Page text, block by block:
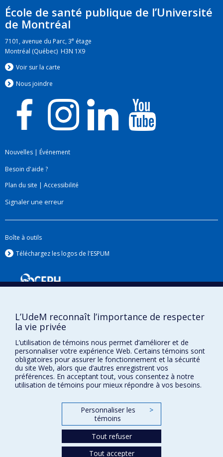
École de santé publique de l’Université
de Montréal
7101, avenue du Parc, 3e étage
Montréal (Québec) H3N 1X9
Voir sur la carte
Nous joindre
Nouvelles | Événement
Besoin d'aide ?
Plan du site | Accessibilité
Signaler une erreur
Boîte à outils
Téléchargez les logos de l'ESPUM
Confidentialité
Conditions d’utilisation
Paramètres des témoins
Université de
L’UdeM reconnaît l’importance de respecter
la vie privée
L’utilisation de témoins nous permet d’améliorer et de
personnaliser votre expérience Web. Certains témoins sont
obligatoires pour assurer le fonctionnement et la sécurité
du site Web, alors que d’autres enregistrent vos
préférences. En acceptant tout, vous consentez à notre
utilisation de témoins pour mieux répondre à vos besoins.
Personnaliser les
témoins
>
Tout refuser
Tout accepter